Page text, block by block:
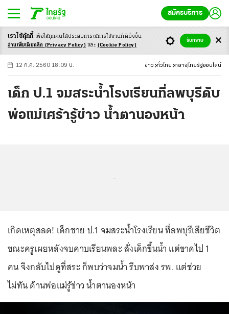
สมัครบริการ
-ก ก ก+
12 ก.ค. 2560 18:09 น. ข่าว ทั่วไทย กลาง ไทยรัฐออนไลน์
เด็ก ป.1 จมสระน้ำโรงเรียนที่ลพบุรีดับ
พ่อแม่เศร้ารู้ข่าว น้ำตานองหน้า
เกิดเหตุสลด! เด็กชาย ป.1 จมสระน้ำโรงเรียน ที่ลพบุรีเสียชีวิต
ขณะครูเผยหลังจบคาบเรียนพละ สั่งเด็กขึ้นน้ำ แต่ขาดไป 1
คน จึงกลับไปดูที่สระ ก็พบว่าจมน้ำ รีบพาส่ง รพ. แต่ช่วย
ไม่ทัน ด้านพ่อแม่รู้ข่าว น้ำตานองหน้า
เราใช้คุ้กกี้ เพื่อให้ทุกคนได้ประสบการณ์การใช้งานที่ดียิ่งขึ้น
อ่านเพิ่มเติมคลิก (Privacy Policy) และ (Cookie Policy)
รับทราบ